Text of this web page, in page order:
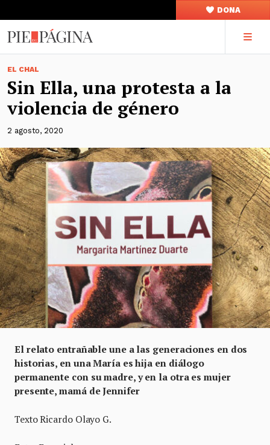
DONA
EL CHAL
Sin Ella, una protesta a la
violencia de género
2 agosto, 2020
El relato entrañable une a las generaciones en dos
historias, en una María es hija en diálogo
permanente con su madre, y en la otra es mujer
presente, mamá de Jennifer
Texto Ricardo Olayo G.